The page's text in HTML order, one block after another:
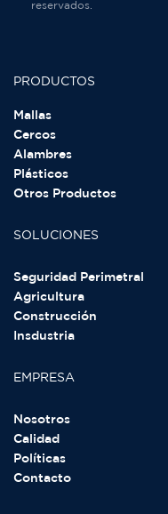
reservados.
PRODUCTOS
Mallas
Cercos
Alambres
Plásticos
Otros Productos
SOLUCIONES
Seguridad Perimetral
Agricultura
Construcción
Insdustria
EMPRESA
Nosotros
Calidad
Políticas
Contacto